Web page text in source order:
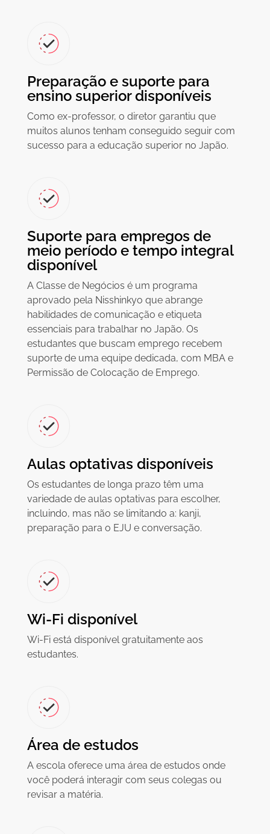
Preparação e suporte para
ensino superior disponíveis
Como ex-professor, o diretor garantiu que
muitos alunos tenham conseguido seguir com
sucesso para a educação superior no Japão.
Suporte para empregos de
meio período e tempo integral
disponível
A Classe de Negócios é um programa
aprovado pela Nisshinkyo que abrange
habilidades de comunicação e etiqueta
essenciais para trabalhar no Japão. Os
estudantes que buscam emprego recebem
suporte de uma equipe dedicada, com MBA e
Permissão de Colocação de Emprego.
Aulas optativas disponíveis
Os estudantes de longa prazo têm uma
variedade de aulas optativas para escolher,
incluindo, mas não se limitando a: kanji,
preparação para o EJU e conversação.
Wi-Fi disponível
Wi-Fi está disponível gratuitamente aos
estudantes.
Área de estudos
A escola oferece uma área de estudos onde
você poderá interagir com seus colegas ou
revisar a matéria.